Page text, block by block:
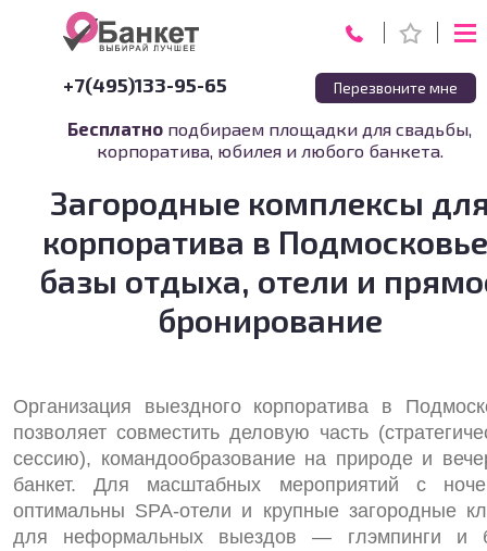
+7(495)133-95-65 Перезвоните мне
Бесплатно подбираем площадки для свадьбы,
корпоратива, юбилея и любого банкета.
Загородные комплексы
корпоратива в
базы отдыха, отели и
бронирование
Организация выездного корпоратива в
позволяет совместить деловую часть
сессию), командообразование на природе и
банкет. Для масштабных мероприятий с
оптимальны SPA-отели и крупные загородные
для неформальных выездов — глэмпинги и